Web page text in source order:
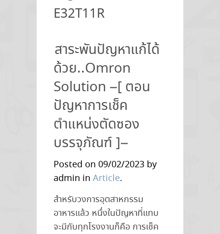
E32T11R
สาระพันปัญหาแก้ได้
ด้วย..Omron
Solution –[ ตอน
ปัญหาการเช็ค
ตำแหน่งตัดซอง
บรรจุภัณฑ์ ]–
Posted on 09/02/2023 by
admin in Article.
สำหรับวงการอุตสาหกรรม
อาหารแล้ว หนึ่งในปัญหาที่แทบ
จะมีกับทุกโรงงานก็คือ การเช็ค